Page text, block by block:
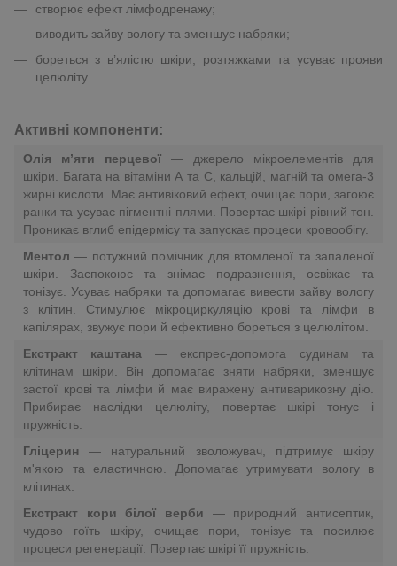
створює ефект лімфодренажу;
виводить зайву вологу та зменшує набряки;
бореться з в’ялістю шкіри, розтяжками та усуває прояви
целюліту.
Активні компоненти:
Олія м’яти перцевої — джерело мікроелементів для
шкіри. Багата на вітаміни А та С, кальцій, магній та омега-3
жирні кислоти. Має антивіковий ефект, очищає пори, загоює
ранки та усуває пігментні плями. Повертає шкірі рівний тон.
Проникає вглиб епідермісу та запускає процеси кровообігу.
Ментол— потужний помічник для втомленої та запаленої
шкіри. Заспокоює та знімає подразнення, освіжає та
тонізує. Усуває набряки та допомагає вивести зайву вологу
з клітин. Стимулює мікроциркуляцію крові та лімфи в
капілярах, звужує пори й ефективно бореться з целюлітом.
Екстракт каштана — експрес-допомога судинам та
клітинам шкіри. Він допомагає зняти набряки, зменшує
застої крові та лімфи й має виражену антиварикозну дію.
Прибирає наслідки целюліту, повертає шкірі тонус і
пружність.
Гліцерин— натуральний зволожувач, підтримує шкіру
м'якою та еластичною. Допомагає утримувати вологу в
клітинах.
Екстракт кори білої верби
— природний антисептик,
чудово гоїть шкіру, очищає пори, тонізує та посилює
процеси регенерації. Повертає шкірі її пружність.